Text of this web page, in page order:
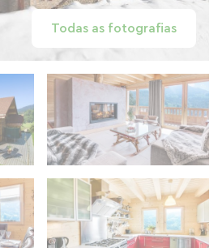
Todas as fotografias